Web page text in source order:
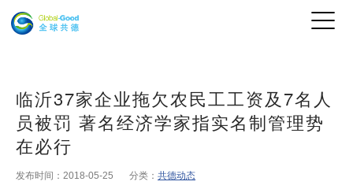
临沂37家企业拖欠农民工工资及7名人
员被罚 著名经济学家指实名制管理势
在必行
发布时间：2018-05-25 分类： 共德动态